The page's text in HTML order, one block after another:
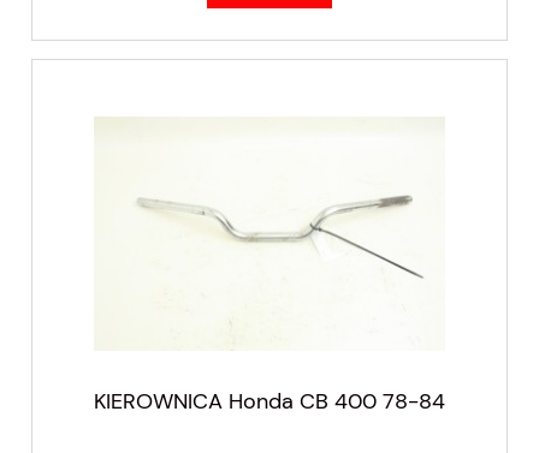
KIEROWNICA Honda CB 400 78-84